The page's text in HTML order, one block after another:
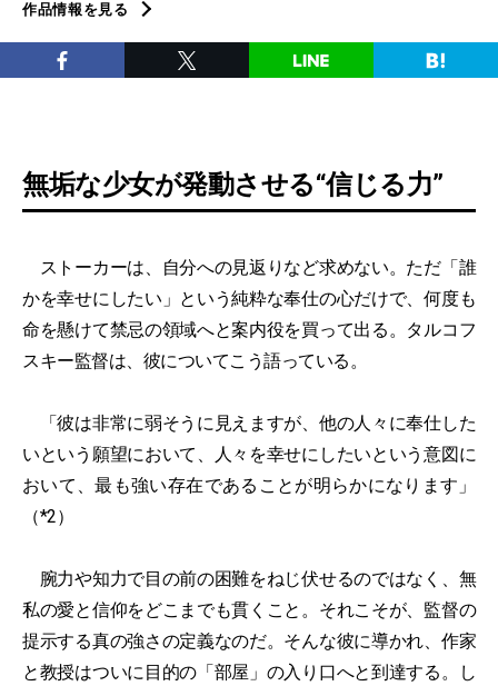
作品情報を見る
無垢な少女が発動させる“信じる力”
ストーカーは、自分への見返りなど求めない。ただ「誰
かを幸せにしたい」という純粋な奉仕の心だけで、何度も
命を懸けて禁忌の領域へと案内役を買って出る。タルコフ
スキー監督は、彼についてこう語っている。
「彼は非常に弱そうに見えますが、他の人々に奉仕した
いという願望において、人々を幸せにしたいという意図に
おいて、最も強い存在であることが明らかになります」
（*2）
腕力や知力で目の前の困難をねじ伏せるのではなく、無
私の愛と信仰をどこまでも貫くこと。それこそが、監督の
提示する真の強さの定義なのだ。そんな彼に導かれ、作家
と教授はついに目的の「部屋」の入り口へと到達する。し